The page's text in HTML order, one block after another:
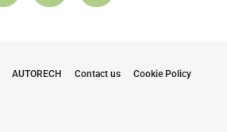
AUTORECH Contact us Cookie Policy